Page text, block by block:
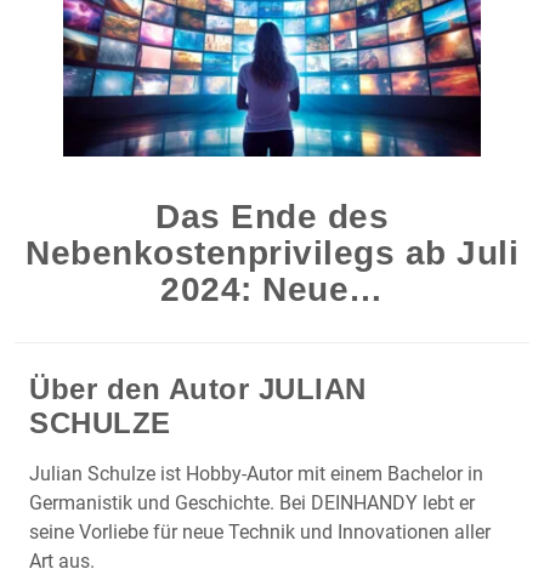
Das Ende des
Nebenkostenprivilegs ab Juli
2024: Neue…
Über den Autor JULIAN
SCHULZE
Julian Schulze ist Hobby-Autor mit einem Bachelor in
Germanistik und Geschichte. Bei DEINHANDY lebt er
seine Vorliebe für neue Technik und Innovationen aller
Art aus.